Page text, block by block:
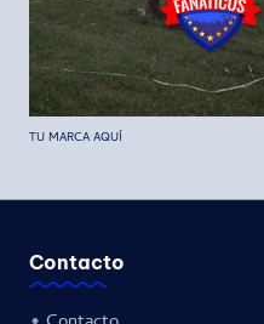
TU MARCA AQUÍ
Contacto